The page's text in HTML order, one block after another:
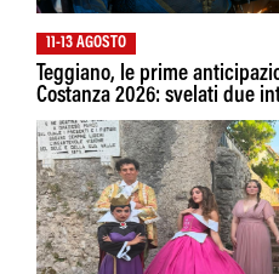
11-13 AGOSTO
Teggiano, le prime
Costanza 2026: svelati due